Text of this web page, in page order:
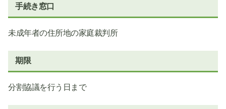
手続き窓口
未成年者の住所地の家庭裁判所
期限
分割協議を行う日まで